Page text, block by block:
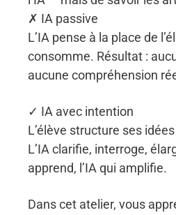
✗ IA passive
L’IA pense à la place de
consomme. Résultat :
aucune compréhension
✓ IA avec intention
L’élève structure ses
L’IA clarifie, interroge,
apprend, l’IA qui amplifie.
Dans cet atelier, vous